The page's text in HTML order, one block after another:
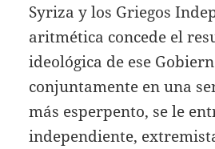
Syriza y los Griegos
aritmética concede el
ideológica de ese
conjuntamente en una
más esperpento, se le
independiente,